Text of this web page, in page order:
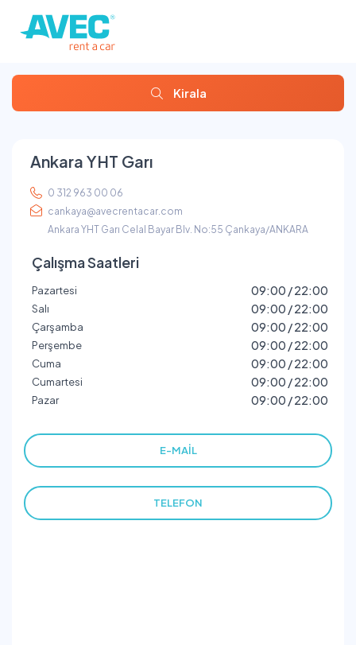
Kirala
Ankara YHT Garı
0 312 963 00 06
cankaya@avecrentacar.com
Ankara YHT Garı Celal Bayar Blv. No:55 Çankaya/ANKARA
Çalışma Saatleri
Pazartesi 09:00 / 22:00
Salı 09:00 / 22:00
Çarşamba 09:00 / 22:00
Perşembe 09:00 / 22:00
Cuma 09:00 / 22:00
Cumartesi 09:00 / 22:00
Pazar 09:00 / 22:00
E-MAIL
TELEFON